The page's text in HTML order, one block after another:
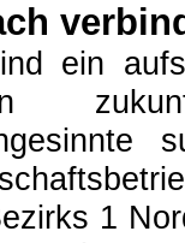
ein
1